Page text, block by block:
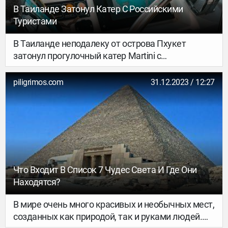
В Таиланде Затонул Катер С Российскими
Туристами
В Таиланде неподалеку от острова Пхукет
затонул прогулочный катер Martini с
российскими туристами на борту. Об этом пишет
ТАСС со ссылкой на туристическую полицию
региона.
piligrimos.com 31.12.2023 / 12:27
Что Входит В Список 7 Чудес Света И Где Они
Находятся?
В мире очень много красивых и необычных мест,
созданных как природой, так и руками людей.